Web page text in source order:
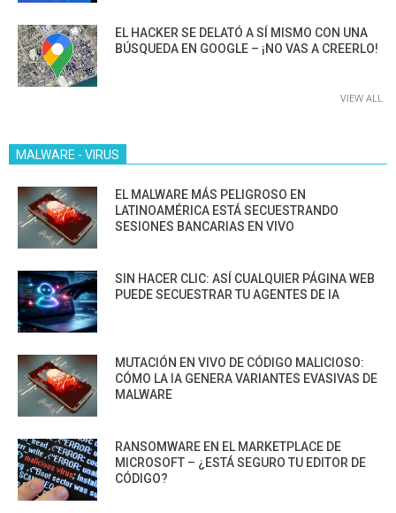
EL HACKER SE DELATÓ A SÍ MISMO CON UNA
BÚSQUEDA EN GOOGLE – ¡NO VAS A CREERLO!
VIEW ALL
MALWARE - VIRUS
EL MALWARE MÁS PELIGROSO EN
LATINOAMÉRICA ESTÁ SECUESTRANDO
SESIONES BANCARIAS EN VIVO
SIN HACER CLIC: ASÍ CUALQUIER PÁGINA WEB
PUEDE SECUESTRAR TU AGENTES DE IA
MUTACIÓN EN VIVO DE CÓDIGO MALICIOSO:
CÓMO LA IA GENERA VARIANTES EVASIVAS DE
MALWARE
RANSOMWARE EN EL MARKETPLACE DE
MICROSOFT – ¿ESTÁ SEGURO TU EDITOR DE
CÓDIGO?